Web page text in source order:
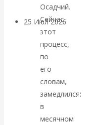
25 Июл 2026
интервью и беседы
«Об этом
молчат»:
экономист
Осадчий.
Сейчас
этот
процесс,
по
его
словам,
замедлился:
в
месячном